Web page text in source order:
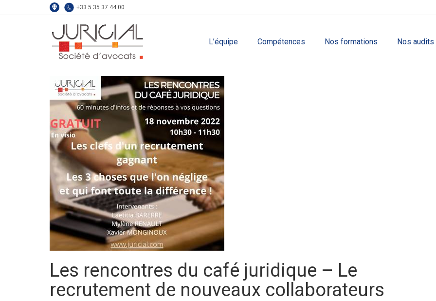
+33 5 35 37 44 00
L’équipe Compétences Nos formations Nos audits
Les rencontres du café juridique – Le
recrutement de nouveaux collaborateurs